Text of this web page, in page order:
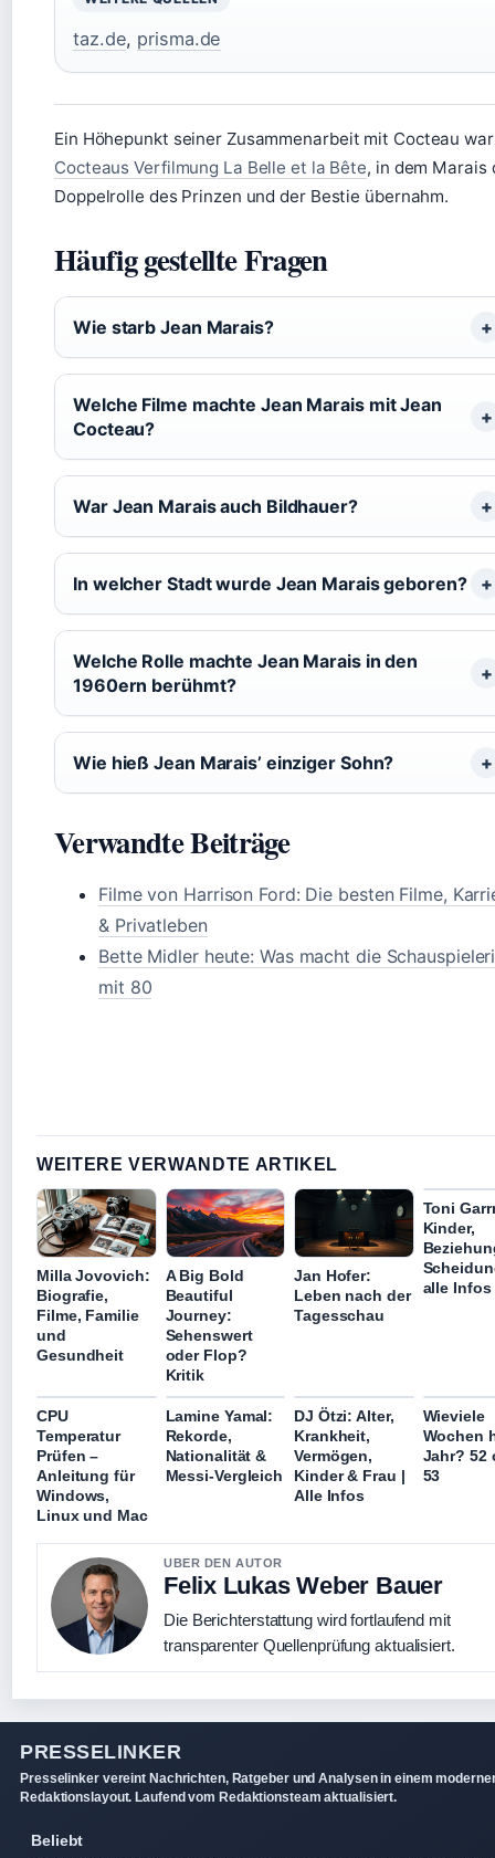
taz.de, prisma.de
Ein Höhepunkt seiner Zusammenarbeit mit Cocteau war
Cocteaus Verfilmung La Belle et la Bête, in dem Marais
Doppelrolle des Prinzen und der Bestie übernahm.
Häufig gestellte Fragen
Wie starb Jean Marais?
Welche Filme machte Jean Marais mit Jean
Cocteau?
War Jean Marais auch Bildhauer?
In welcher Stadt wurde Jean Marais geboren?
Welche Rolle machte Jean Marais in den
1960ern berühmt?
Wie hieß Jean Marais’ einziger Sohn?
Verwandte Beiträge
Filme von Harrison Ford: Die besten Filme,
& Privatleben
Bette Midler heute: Was macht die
mit 80
WEITERE VERWANDTE ARTIKEL
Milla Jovovich:
Biografie,
Filme, Familie
und
Gesundheit
A Big Bold
Beautiful
Journey:
Sehenswert
oder Flop?
Kritik
Jan Hofer:
Leben nach der
Tagesschau
Toni
Kinder,
alle Infos
CPU
Temperatur
Prüfen –
Anleitung für
Windows,
Linux und Mac
Lamine Yamal:
Rekorde,
Nationalität &
Messi-Vergleich
DJ Ötzi: Alter,
Krankheit,
Vermögen,
Kinder & Frau |
Alle Infos
Wieviele
Wochen
Jahr? 52
53
UBER DEN AUTOR
Felix Lukas Weber Bauer
Die Berichterstattung wird fortlaufend mit
transparenter Quellenprüfung aktualisiert.
PRESSELINKER
Presselinker vereint Nachrichten, Ratgeber und Analysen in einem
Redaktionslayout. Laufend vom Redaktionsteam aktualisiert.
Beliebt